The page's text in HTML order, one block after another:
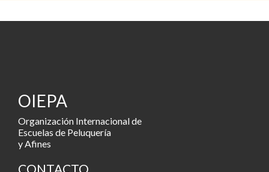
OIEPA
Organización Internacional de
Escuelas de Peluquería
y Afines
CONTACTO